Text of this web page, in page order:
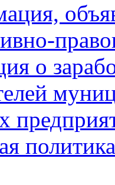
о
политика